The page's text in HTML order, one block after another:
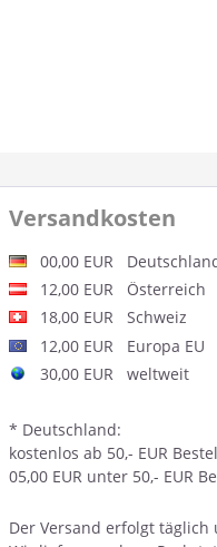
Versandkosten
00,00 EUR
12,00 EUR Österreich
18,00 EUR Schweiz
12,00 EUR Europa EU
30,00 EUR weltweit
* Deutschland:
kostenlos ab 50,- EUR
05,00 EUR unter 50,- EUR
Der Versand erfolgt täglich